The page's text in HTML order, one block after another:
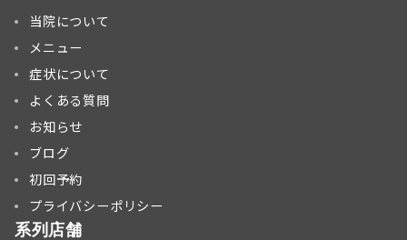
当院について
メニュー
症状について
よくある質問
お知らせ
ブログ
初回予約
プライバシーポリシー
系列店舗